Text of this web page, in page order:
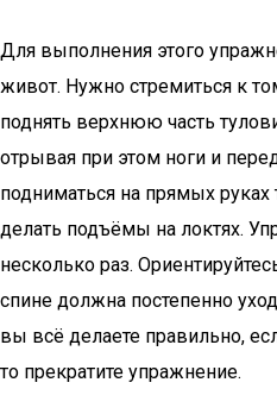
Для выполнения этого
живот. Нужно стремиться к
поднять верхнюю часть
отрывая при этом ноги и
подниматься на прямых руках
делать подъёмы на локтях.
несколько раз.
спине должна постепенно
вы всё делаете правильно,
то прекратите упражнение.